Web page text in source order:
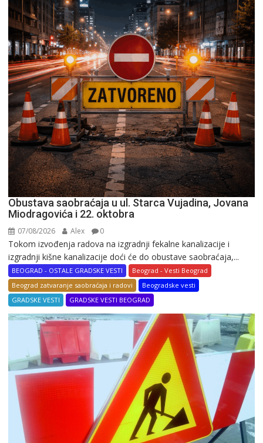
Obustava saobraćaja u ul. Starca Vujadina, Jovana
Miodragovića i 22. oktobra
07/08/2026 Alex 0
Tokom izvođenja radova na izgradnji fekalne kanalizacije i
izgradnji kišne kanalizacije doći će do obustave saobraćaja,...
BEOGRAD - OSTALE GRADSKE VESTI
Beograd - Vesti Beograd
Beograd zatvaranje saobraćaja i radovi
Beogradske vesti
GRADSKE VESTI
GRADSKE VESTI BEOGRAD